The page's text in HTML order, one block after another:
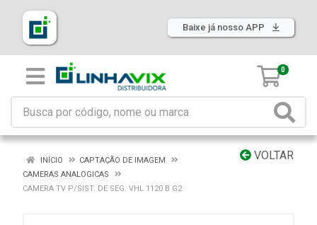
Baixe já nosso APP
0
VOLTAR
INÍCIO
CAPTAÇÃO DE IMAGEM
CAMERAS ANALOGICAS
CAMERA TV P/SIST. DE SEG. VHL 1120 B G2